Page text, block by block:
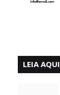
LEIA AQUI